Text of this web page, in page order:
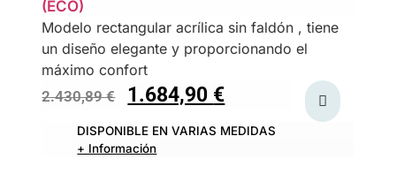
(ECO)
Modelo rectangular acrílica sin faldón , tiene
un diseño elegante y proporcionando el
máximo confort
2.430,89€ 1.684,90 €
DISPONIBLE EN VARIAS MEDIDAS
+ Información